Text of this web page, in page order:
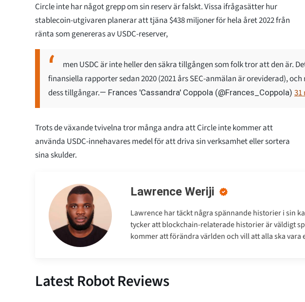
Circle inte har något grepp om sin reserv är falskt. Vissa ifrågasätter hur
stablecoin-utgivaren planerar att tjäna $438 miljoner för hela året 2022 från
ränta som genereras av USDC-reserver,
men USDC är inte heller den säkra tillgången som folk tror att den är.
finansiella rapporter sedan 2020 (2021 års SEC-anmälan är oreviderad),
dess tillgångar.— Frances 'Cassandra' Coppola (@Frances_Coppola) 31
Trots de växande tvivelna tror många andra att Circle inte kommer att
använda USDC-innehavares medel för att driva sin verksamhet eller sortera
sina skulder.
Lawrence Weriji
Lawrence har täckt några spännande historier i sin
tycker att blockchain-relaterade historier är väldigt
kommer att förändra världen och vill att alla ska vara
Latest Robot Reviews